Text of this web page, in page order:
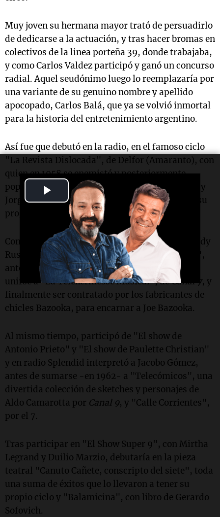
Play
Video
Muy joven su hermana mayor trató de persuadirlo
de dedicarse a la actuación, y tras hacer bromas en
colectivos de la linea porteña 39, donde trabajaba,
y como Carlos Valdez participó y ganó un concurso
radial. Aquel seudónimo luego lo reemplazaría por
una variante de su genuino nombre y apellido
apocopado, Carlos Balá, que ya se volvió inmortal
para la historia del entretenimiento argentino.
Así fue que debutó en la radio, en el famoso ciclo
"La Revista Dislocada", de Delfor (Amaranto), con
quien en 1958 se enemistó y posteriormente
popularizó su imagen junto con Alberto Locatti y
Jorge Marchesini, aplaudido trío conocido por su
programa "Los tres..." por radioEl Mundo
Con ellos llegó a participar en el "El show de Andy
Russell", para luego protagonizar "¡Qué plato!",
antes de separarse definitivamente en 1960,
unirse a "La Telekermesse Musical", deCanal 7, y
finalmente ser contratado por los fabricantes de
chicles Bazooka, para encarnar a Joe Bazooka.
Al mismo tiempo, participó de "El show de
Antonio Prieto" y "El show de Paulette Christian"
y en radio Splendid interpretó a Jacobo Gómez,
antes de sumarse -en 1962- a "Telecómicos", una
divertida colección de sketches y personajes de
Aldo Camarotta por Canal 9, y "Calle Corrientes",
por el 7.
Tras participar en "El Show Super 9", con Mirtha
Legrand y Duilio Marzio, debutaría en la pieza
teatral "Canuto Cañete, conscripto del siete", toda
una suma de éxitos que lo llevaron a tener su
propio ciclo y "Balamicina", con libro de Gerardo
Sofovich.